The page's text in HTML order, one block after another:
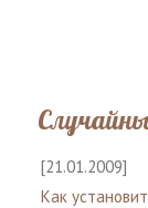
[21.01.2009]
Как